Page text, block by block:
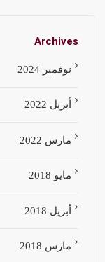
Archives
نوفمبر 2024
أبريل 2022
مارس 2022
مايو 2018
أبريل 2018
مارس 2018